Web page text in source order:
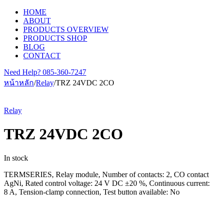
HOME
ABOUT
PRODUCTS OVERVIEW
PRODUCTS SHOP
BLOG
CONTACT
Need Help? 085-360-7247
หน้าหลัก/Relay/TRZ 24VDC 2CO
Relay
TRZ 24VDC 2CO
In stock
TERMSERIES, Relay module, Number of contacts: 2, CO contact
AgNi, Rated control voltage: 24 V DC ±20 %, Continuous current:
8 A, Tension-clamp connection, Test button available: No